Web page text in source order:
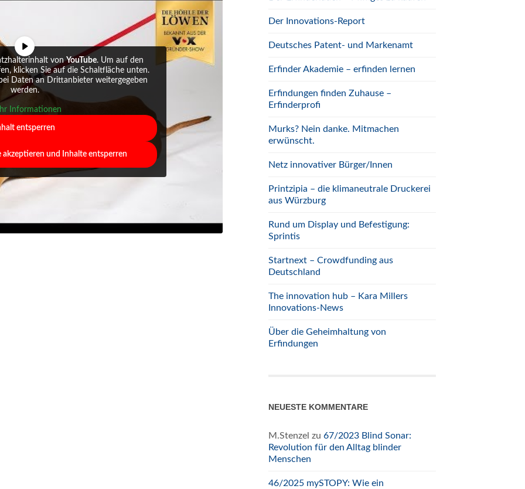
vonYouTube. Um auf den
klicken Sie auf die Schaltfläche unten.
Daten an Drittanbieter weitergegeben
werden.
Informationen
entsperren
akzeptieren und Inhalte entsperren
Der Innovations-Report
Deutsches Patent- und Markenamt
Erfinder Akademie – erfinden lernen
Erfindungen finden Zuhause –
Erfinderprofi
Murks? Nein danke. Mitmachen
erwünscht.
Netz innovativer Bürger/Innen
Printzipia – die klimaneutrale Druckerei
aus Würzburg
Rund um Display und Befestigung:
Sprintis
Startnext – Crowdfunding aus
Deutschland
The innovation hub – Kara Millers
Innovations-News
Über die Geheimhaltung von
Erfindungen
NEUESTE KOMMENTARE
M.Stenzel zu 67/2023 Blind Sonar:
Revolution für den Alltag blinder
Menschen
46/2025 mySTOPY: Wie ein